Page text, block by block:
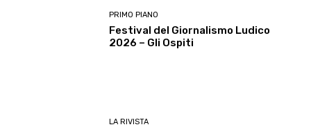
PRIMO PIANO
Festival del Giornalismo Ludico
2026 – Gli Ospiti
LA RIVISTA